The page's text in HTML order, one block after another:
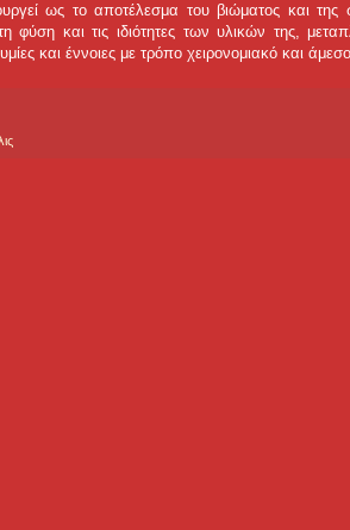
ως το αποτέλεσμα του βιώματος και της
φύση και τις ιδιότητες των υλικών της,
και έννοιες με τρόπο χειρονομιακό και